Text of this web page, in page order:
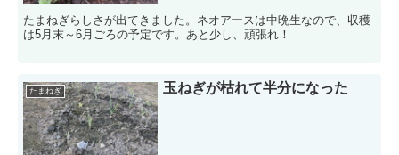
たまねぎらしさが出てきました。ネオアースは中晩生なので、収穫
は5月末～6月ごろの予定です。あと少し、頑張れ！
たまねぎ 玉ねぎが枯れて半分になった